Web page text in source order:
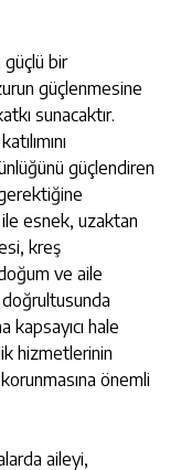
güçlü bir
güçlenmesine
sunacaktır.
güçlendiren
gerektiğine
ile esnek, uzaktan
kreş
ve aile
doğrultusunda
hale
hizmetlerinin
korunmasına önemli
aileyi,